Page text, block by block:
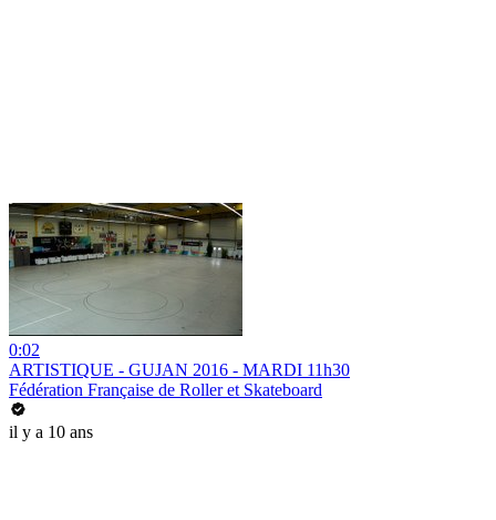
0:02
ARTISTIQUE - GUJAN 2016 - MARDI 11h30
Fédération Française de Roller et Skateboard
il y a 10 ans